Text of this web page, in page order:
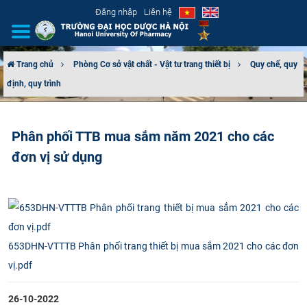
Đăng nhập Liên hệ
GIỚI THIỆU
TUYỂN SINH
ĐẢM BẢO CHẤT LƯỢNG
KHOA HỌC CÔNG NGHỆ
HTQT
Trang chủ Phòng Cơ sở vật chất - Vật tư trang thiết bị
Quy chế, quy
định, quy trình
Phân phối TTB mua sắm năm 2021 cho các
đơn vị sử dụng
653DHN-VTTTB Phân phối trang thiết bị mua sắm 2021 cho các đơn
vị.pdf
26-10-2022